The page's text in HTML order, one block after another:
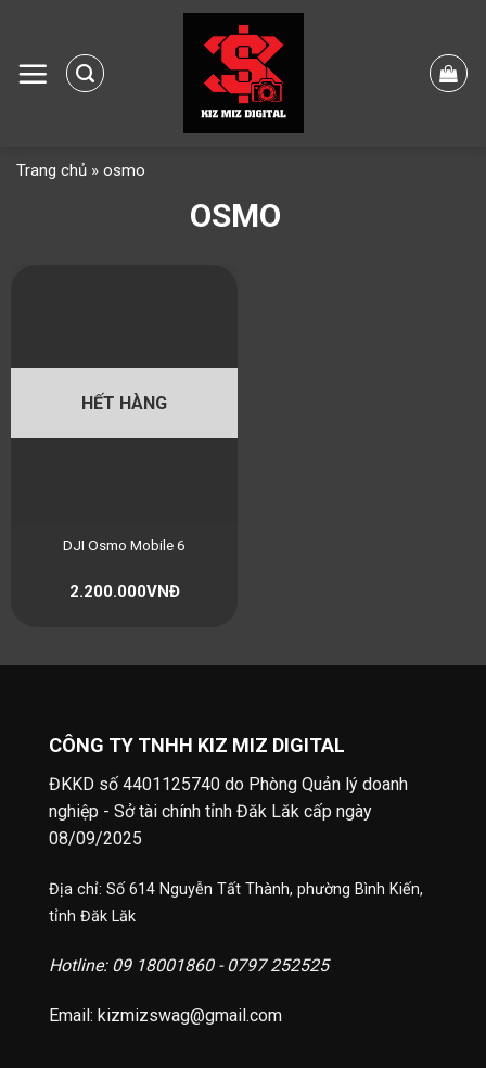
content
Trang chủ » osmo
OSMO
HẾT HÀNG
DJI Osmo Mobile 6
2.200.000VNĐ
CÔNG TY TNHH KIZ MIZ DIGITAL
ĐKKD số 4401125740 do Phòng Quản lý doanh
nghiệp - Sở tài chính tỉnh Đăk Lăk cấp ngày
08/09/2025
Địa chỉ: Số 614 Nguyễn Tất Thành, phường Bình Kiến,
tỉnh Đăk Lăk
Hotline: 09 18001860 - 0797 252525
Email: kizmizswag@gmail.com